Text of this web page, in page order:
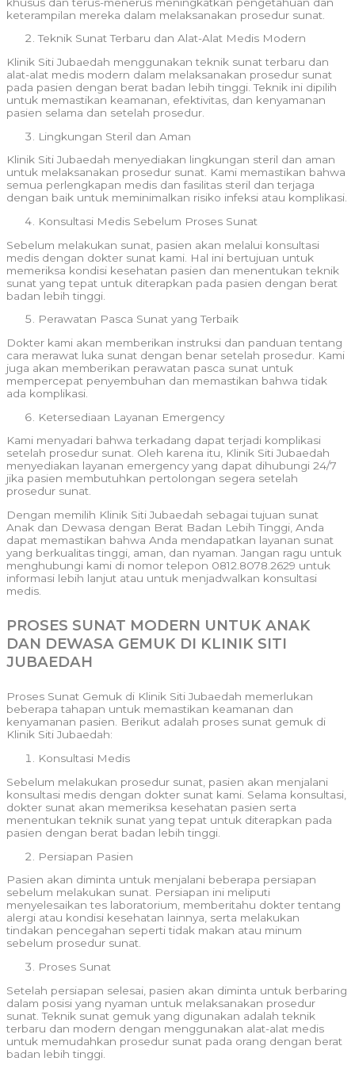
keterampilan mereka dalam melaksanakan prosedur sunat.
Teknik Sunat Terbaru dan Alat-Alat Medis Modern
Klinik Siti Jubaedah menggunakan teknik sunat terbaru dan
alat-alat medis modern dalam melaksanakan prosedur sunat
pada pasien dengan berat badan lebih tinggi. Teknik ini dipilih
untuk memastikan keamanan, efektivitas, dan kenyamanan
pasien selama dan setelah prosedur.
Lingkungan Steril dan Aman
Klinik Siti Jubaedah menyediakan lingkungan steril dan aman
untuk melaksanakan prosedur sunat. Kami memastikan bahwa
semua perlengkapan medis dan fasilitas steril dan terjaga
dengan baik untuk meminimalkan risiko infeksi atau komplikasi.
Konsultasi Medis Sebelum Proses Sunat
Sebelum melakukan sunat, pasien akan melalui konsultasi
medis dengan dokter sunat kami. Hal ini bertujuan untuk
memeriksa kondisi kesehatan pasien dan menentukan teknik
sunat yang tepat untuk diterapkan pada pasien dengan berat
badan lebih tinggi.
Perawatan Pasca Sunat yang Terbaik
Dokter kami akan memberikan instruksi dan panduan tentang
cara merawat luka sunat dengan benar setelah prosedur. Kami
juga akan memberikan perawatan pasca sunat untuk
mempercepat penyembuhan dan memastikan bahwa tidak
ada komplikasi.
Ketersediaan Layanan Emergency
Kami menyadari bahwa terkadang dapat terjadi komplikasi
setelah prosedur sunat. Oleh karena itu, Klinik Siti Jubaedah
menyediakan layanan emergency yang dapat dihubungi 24/7
jika pasien membutuhkan pertolongan segera setelah
prosedur sunat.
Dengan memilih Klinik Siti Jubaedah sebagai tujuan sunat
Anak dan Dewasa dengan Berat Badan Lebih Tinggi, Anda
dapat memastikan bahwa Anda mendapatkan layanan sunat
yang berkualitas tinggi, aman, dan nyaman. Jangan ragu untuk
menghubungi kami di nomor telepon 0812.8078.2629 untuk
informasi lebih lanjut atau untuk menjadwalkan konsultasi
medis.
PROSES SUNAT MODERN UNTUK ANAK
DAN DEWASA GEMUK DI KLINIK SITI
JUBAEDAH
Proses Sunat Gemuk di Klinik Siti Jubaedah memerlukan
beberapa tahapan untuk memastikan keamanan dan
kenyamanan pasien. Berikut adalah proses sunat gemuk di
Klinik Siti Jubaedah:
Konsultasi Medis
Sebelum melakukan prosedur sunat, pasien akan menjalani
konsultasi medis dengan dokter sunat kami. Selama konsultasi,
dokter sunat akan memeriksa kesehatan pasien serta
menentukan teknik sunat yang tepat untuk diterapkan pada
pasien dengan berat badan lebih tinggi.
Persiapan Pasien
Pasien akan diminta untuk menjalani beberapa persiapan
sebelum melakukan sunat. Persiapan ini meliputi
menyelesaikan tes laboratorium, memberitahu dokter tentang
alergi atau kondisi kesehatan lainnya, serta melakukan
tindakan pencegahan seperti tidak makan atau minum
sebelum prosedur sunat.
Proses Sunat
Setelah persiapan selesai, pasien akan diminta untuk berbaring
dalam posisi yang nyaman untuk melaksanakan prosedur
sunat. Teknik sunat gemuk yang digunakan adalah teknik
terbaru dan modern dengan menggunakan alat-alat medis
untuk memudahkan prosedur sunat pada orang dengan berat
badan lebih tinggi.